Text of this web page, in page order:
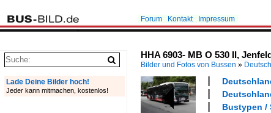
Forum Kontakt Impressum
HHA 6903- MB O 530 II,
Bilder und Fotos von Bussen »
Bustypen /
Lade Deine Bilder hoch!
Jeder kann mitmachen, kostenlos!